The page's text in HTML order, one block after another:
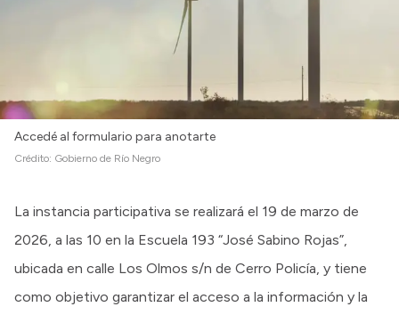
Accedé al formulario para anotarte
Crédito: Gobierno de Río Negro
La instancia participativa se realizará el 19 de marzo de
2026, a las 10 en la Escuela 193 “José Sabino Rojas”,
ubicada en calle Los Olmos s/n de Cerro Policía, y tiene
como objetivo garantizar el acceso a la información y la